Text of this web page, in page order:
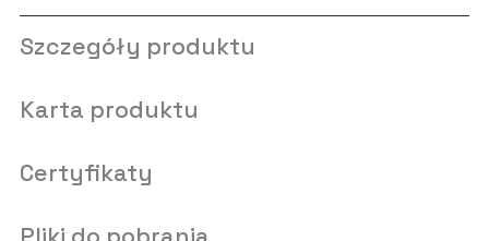
Szczegóły produktu
Karta produktu
Certyfikaty